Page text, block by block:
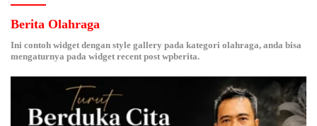
Berita Olahraga
Ini contoh widget dengan style gallery pada kategori olahraga, anda bisa
mengaturnya pada widget recent post wpberita.